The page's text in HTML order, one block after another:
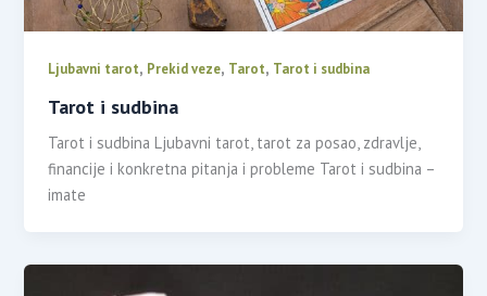
Ljubavni tarot, Prekid veze, Tarot, Tarot i sudbina
Tarot i sudbina
Tarot i sudbina Ljubavni tarot, tarot za posao, zdravlje,
financije i konkretna pitanja i probleme Tarot i sudbina –
imate